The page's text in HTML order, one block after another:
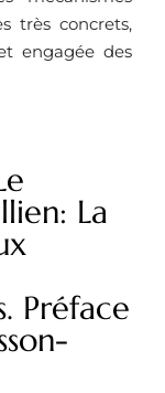
très concrets,
engagée des
La
Préface